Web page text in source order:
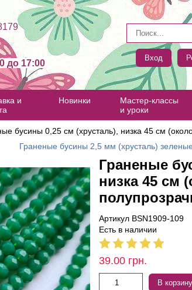
до 17:00
Вход
и
Новинки
Мастер-классы
и уроки
бусины 0,25 см (хрусталь), низка 45 см
Граненые бусины 2,5 мм (хрусталь)
Граненые
низка 45 см
Артикул BSN1909-109
Есть в наличии
39.00 грн.
В корзину